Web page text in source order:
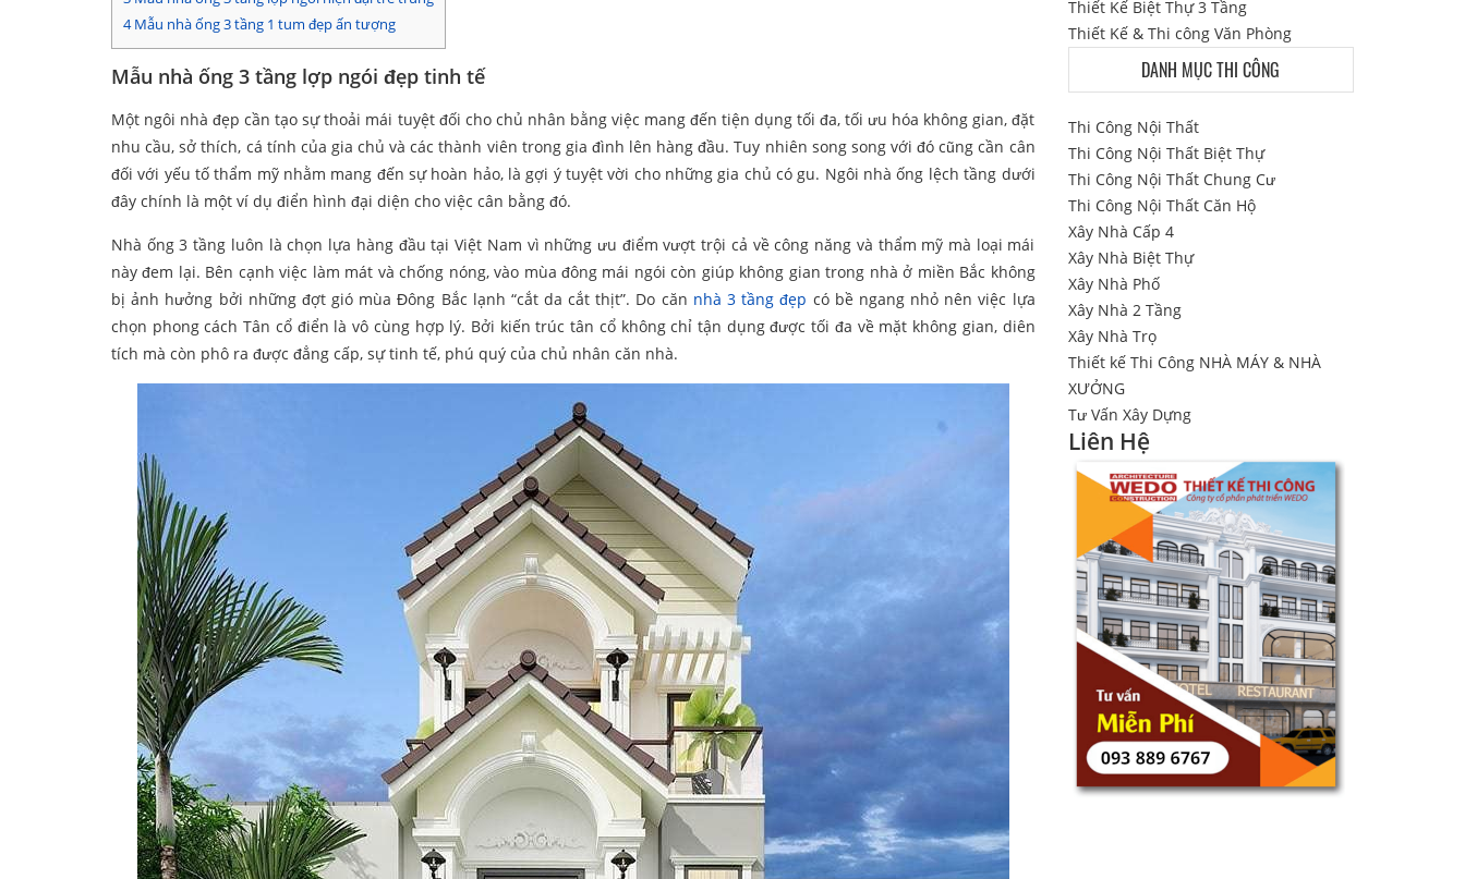
4Mẫu nhà ống 3 tầng 1 tum đẹp ấn tượng
Mẫu nhà ống 3 tầng lợp ngói đẹp tinh tế
Một ngôi nhà đẹp cần tạo sự thoải mái tuyệt đối cho chủ nhân bằng việc mang đến tiện dụng tối đa, tối ưu hóa không gian, đặt
nhu cầu, sở thích, cá tính của gia chủ và các thành viên trong gia đình lên hàng đầu. Tuy nhiên song song với đó cũng cần cân
đối với yếu tố thẩm mỹ nhằm mang đến sự hoàn hảo, là gợi ý tuyệt vời cho những gia chủ có gu. Ngôi nhà ống lệch tầng dưới
đây chính là một ví dụ điển hình đại diện cho việc cân bằng đó.
Nhà ống 3 tầng luôn là chọn lựa hàng đầu tại Việt Nam vì những ưu điểm vượt trội cả về công năng và thẩm mỹ mà loại mái
này đem lại. Bên cạnh việc làm mát và chống nóng, vào mùa đông mái ngói còn giúp không gian trong nhà ở miền Bắc không
bị ảnh hưởng bởi những đợt gió mùa Đông Bắc lạnh “cắt da cắt thịt”. Do căn nhà 3 tầng đẹp có bề ngang nhỏ nên việc lựa
chọn phong cách Tân cổ điển là vô cùng hợp lý. Bởi kiến trúc tân cổ không chỉ tận dụng được tối đa về mặt không gian, diên
tích mà còn phô ra được đẳng cấp, sự tinh tế, phú quý của chủ nhân căn nhà.
Thiết Kế Biệt Thự 3 Tầng
Thiết Kế & Thi công Văn Phòng
DANH MỤC THI CÔNG
Thi Công Nội Thất
Thi Công Nội Thất Biệt Thự
Thi Công Nội Thất Chung Cư
Thi Công Nội Thất Căn Hộ
Xây Nhà Cấp 4
Xây Nhà Biệt Thự
Xây Nhà Phố
Xây Nhà 2 Tầng
Xây Nhà Trọ
Thiết kế Thi Công NHÀ MÁY & NHÀ
XƯỞNG
Tư Vấn Xây Dựng
Liên Hệ